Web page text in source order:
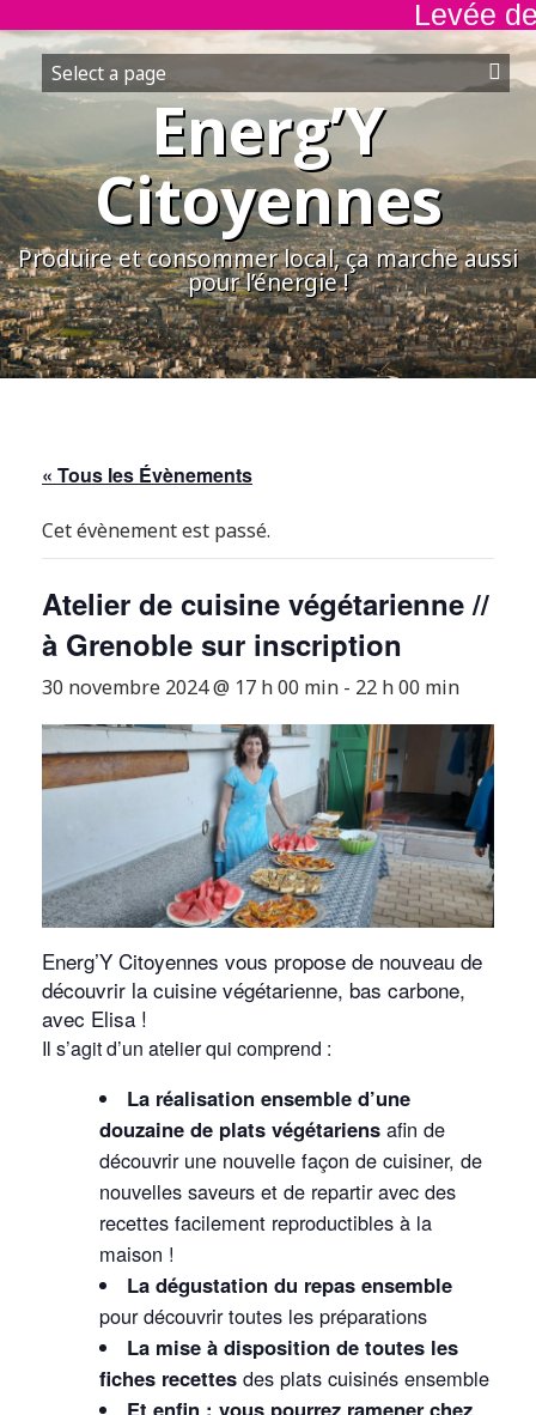
Levée
Aller
au
contenu
Energ’Y
Citoyennes
Produire et consommer local, ça marche aussi
pour l’énergie !
« Tous les Évènements
Cet évènement est passé.
Atelier de cuisine végétarienne //
à Grenoble sur inscription
30 novembre 2024 @ 17 h 00 min - 22 h 00 min
Energ’Y Citoyennes vous propose de nouveau de
découvrir la cuisine végétarienne, bas carbone,
avec Elisa !
Il s’agit d’un atelier qui comprend :
La réalisation ensemble d’une
douzaine de plats végétariens afin de
découvrir une nouvelle façon de cuisiner, de
nouvelles saveurs et de repartir avec des
recettes facilement reproductibles à la
maison !
La dégustation du repas ensemble
pour découvrir toutes les préparations
La mise à disposition de toutes les
fiches recettes des plats cuisinés ensemble